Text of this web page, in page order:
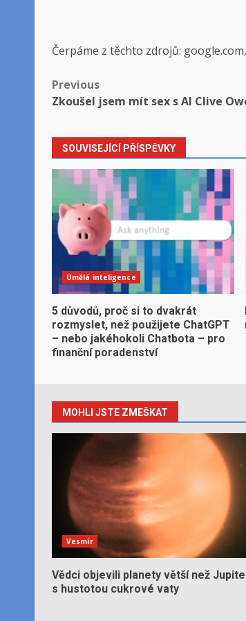
Čerpáme z těchto zdrojů:
Post
navigation
Previous
Zkoušel jsem mít sex s AI Clive
SOUVISEJÍCÍ PŘÍSPĚVKY
Umělá inteligence
5 důvodů, proč si to dvakrát
rozmyslet, než použijete ChatGPT
– nebo jakéhokoli Chatbota – pro
finanční poradenství
MOHLI JSTE ZMEŠKAT
Vesmír
Vědci objevili planety větší než
s hustotou cukrové vaty